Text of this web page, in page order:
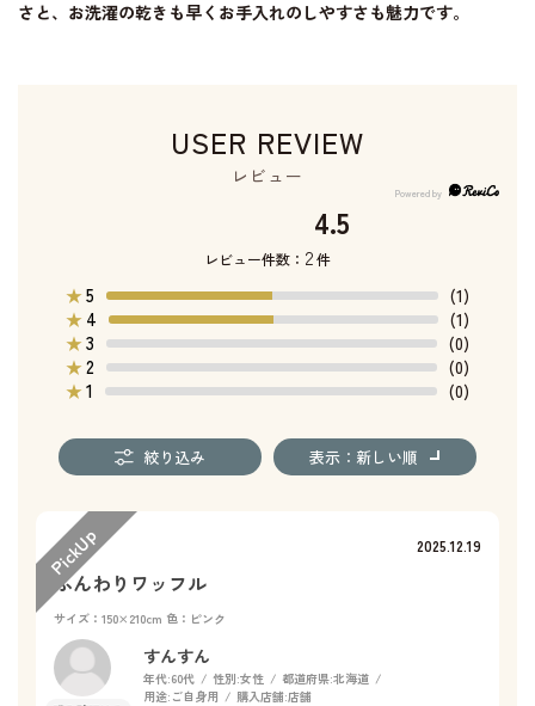
さと、お洗濯の乾きも早くお手入れのしやすさも魅力です。
USER REVIEW
レビュー
4.5
レビュー件数： 2件
★5
(1)
★ 4
(1)
★3
(0)
★2
(0)
★1 (0)
絞り込み 表示：新しい順
2025.12.19
ふんわりワッフル
サイズ：150×210cm 色：ピンク
すんすん
年代:60代 性別:女性 都道府県:北海道
用途: ご自身用 購入店舗:店舗